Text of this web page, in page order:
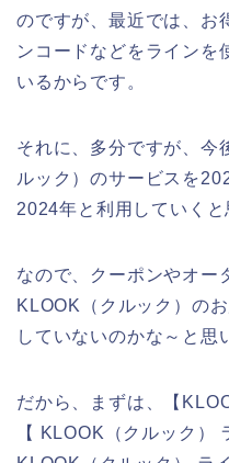
のですが、最近では、お
ンコードなどをラインを
いるからです。
それに、多分ですが、今
ルック）のサービスを
2024年と利用していくと
なので、クーポンやオー
KLOOK（クルック）の
していないのかな～と思
だから、まずは、【
【 KLOOK（クルック）